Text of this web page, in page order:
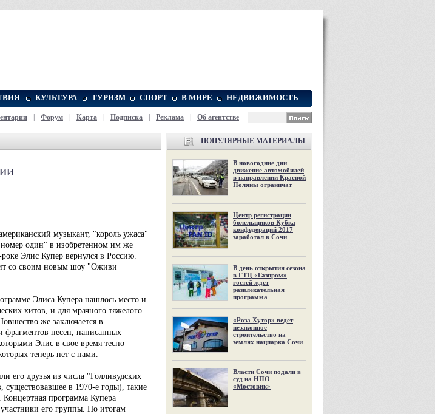
КУЛЬТУРА ТУРИЗМ СПОРТ В МИРЕ НЕДВИЖИМОСТЬ
Форум Карта Подписка Реклама Об агентстве
музыкант, "король ужаса"
один" в изобретенном им же
Элис Купер вернулся в Россию.
со своим новым шоу "Оживи
Элиса Купера нашлось место и
хитов, и для мрачного тяжелого
же заключается в
фрагментов песен, написанных
Элис в свое время тесно
теперь нет с нами.
его друзья из числа "Голливудских
в 1970-е годы), такие
программа Купера
его группы. По итогам
ПОПУЛЯРНЫЕ МАТЕРИАЛЫ
В новогодние дни
движение автомобилей
в направлении Красной
Поляны ограничат
Центр регистрации
болельщиков Кубка
конфедераций 2017
заработал в Сочи
В день открытия сезона
в ГТЦ «Газпром»
гостей ждет
развлекательная
программа
«Роза Хутор» ведет
незаконное
строительство на
землях нацпарка Сочи
Власти Сочи подали в
суд на НПО
«Мостовик»